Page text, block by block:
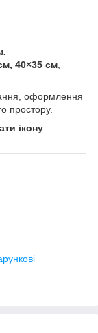
40×35 см
оформлення
простору.
ікону